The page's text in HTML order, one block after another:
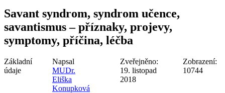
Savant syndrom, syndrom učence,
savantismus – příznaky, projevy,
symptomy, příčina, léčba
Základní
údaje
Napsal
MUDr.
Eliška
Konupková
Zveřejněno:
19. listopad
2018
Zobrazení:
10744